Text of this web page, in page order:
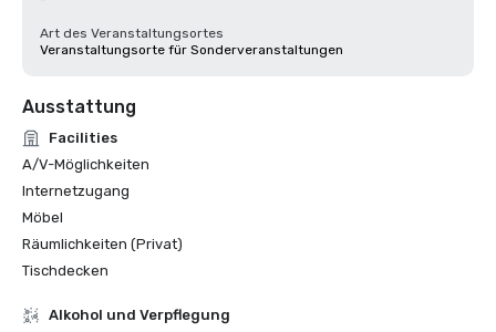
Art des Veranstaltungsortes
Veranstaltungsorte für Sonderveranstaltungen
Ausstattung
Facilities
A/V-Möglichkeiten
Internetzugang
Möbel
Räumlichkeiten (Privat)
Tischdecken
‪Alkohol‬ und Verpflegung